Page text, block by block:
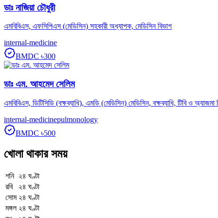
ডাঃ নাজিয়া চৌধুরী
এমবিবিএস, এফসিপিএস (মেডিসিন) সহকারী অধ্যাপক, মেডিসিন বিভাগ
internal-medicine
BMDC ৳300
ডাঃ এম. আহমেদ সেলিম
এমবিবিএস, ডিটিসিডি (বক্ষব্যাধি), এমডি (মেডিসিন) মেডিসিন, বক্ষব্যাধি, টিবি ও অ্যাজমা
internal-medicinepulmonology
BMDC ৳500
খোলা থাকার সময়
শনি ২৪ ঘণ্টা
রবি
২৪ ঘণ্টা
সোম ২৪ ঘণ্টা
মঙ্গল ২৪ ঘণ্টা